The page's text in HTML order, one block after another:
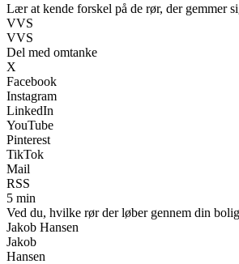
Lær at kende forskel på de rør, der gemmer
VVS
VVS
Del med omtanke
X
Facebook
Instagram
LinkedIn
YouTube
Pinterest
TikTok
Mail
RSS
5 min
Ved du, hvilke rør der løber gennem din
Jakob Hansen
Jakob
Hansen